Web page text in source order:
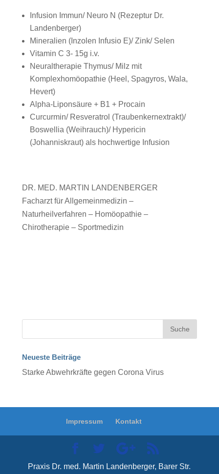
Infusion Immun/ Neuro N (Rezeptur Dr.
Landenberger)
Mineralien (Inzolen Infusio E)/ Zink/ Selen
Vitamin C 3- 15g i.v.
Neuraltherapie Thymus/ Milz mit
Komplexhomöopathie (Heel, Spagyros, Wala,
Hevert)
Alpha-Liponsäure + B1 + Procain
Curcurmin/ Resveratrol (Traubenkernextrakt)/
Boswellia (Weihrauch)/ Hypericin
(Johanniskraut) als hochwertige Infusion
DR. MED. MARTIN LANDENBERGER
Facharzt für Allgemeinmedizin –
Naturheilverfahren – Homöopathie –
Chirotherapie – Sportmedizin
Neueste Beiträge
Starke Abwehrkräfte gegen Corona Virus
Impressum Kontakt
Praxis Dr. med. Martin Landenberger, Barer Str.